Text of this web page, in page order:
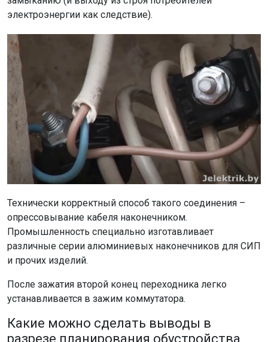
электроэнергии как следствие).
Технически корректный способ такого соединения –
опрессовывание кабеля наконечником.
Промышленность специально изготавливает
различные серии алюминиевых наконечников для СИП
и прочих изделий.
После зажатия второй конец переходника легко
устанавливается в зажим коммутатора.
Какие можно сделать выводы в
разрезе планирования обустройства